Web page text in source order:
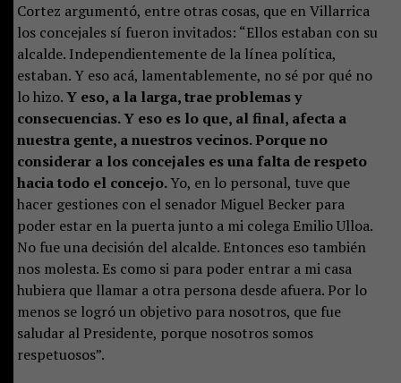
Cortez argumentó, entre otras cosas, que en Villarrica
los concejales sí fueron invitados: “Ellos estaban con su
alcalde. Independientemente de la línea política,
estaban. Y eso acá, lamentablemente, no sé por qué no
lo hizo.Y eso, a la larga, trae problemas y
consecuencias. Y eso es lo que, al final, afecta a
nuestra gente, a nuestros vecinos. Porque no
considerar a los concejales es una falta de respeto
hacia todo el concejo.Yo, en lo personal, tuve que
hacer gestiones con el senador Miguel Becker para
poder estar en la puerta junto a mi colega Emilio Ulloa.
No fue una decisión del alcalde. Entonces eso también
nos molesta. Es como si para poder entrar a mi casa
hubiera que llamar a otra persona desde afuera. Por lo
menos se logró un objetivo para nosotros, que fue
saludar al Presidente, porque nosotros somos
respetuosos”.